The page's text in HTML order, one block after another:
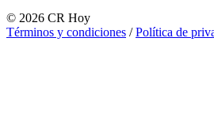
© 2026 CR Hoy
Términos y condiciones /Política de